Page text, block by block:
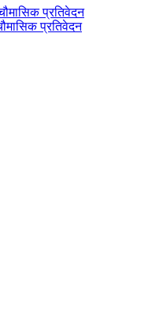
प्रतिवेदन
प्रतिवेदन